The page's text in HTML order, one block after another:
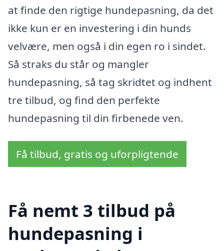
at finde den rigtige hundepasning, da det
ikke kun er en investering i din hunds
velvære, men også i din egen ro i sindet.
Så straks du står og mangler
hundepasning, så tag skridtet og indhent
tre tilbud, og find den perfekte
hundepasning til din firbenede ven.
Få tilbud, gratis og uforpligtende
Få nemt 3 tilbud på
hundepasning i